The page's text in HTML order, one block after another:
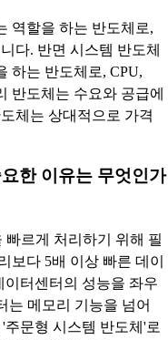
역할을 하는 반도체로,
다. 반면 시스템 반도체
하는 반도체로, CPU,
반도체는 수요와 공급에
체는 상대적으로 가격
한 이유는 무엇인가
르게 처리하기 위해 필
보다 5배 이상 빠른 데이
터센터의 성능을 좌우
는 메모리 기능을 넘어
문형 시스템 반도체'로